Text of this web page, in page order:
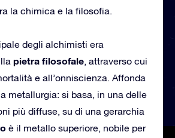
la chimica e la filosofia.
degli alchimisti era
pietra filosofale, attraverso cui
e all’onniscienza. Affonda
metallurgia: si basa, in una delle
più diffuse, su di una gerarchia
è il metallo superiore, nobile per